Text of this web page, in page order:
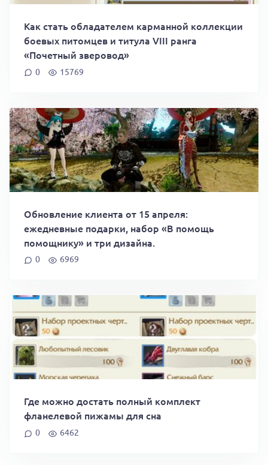
Как стать обладателем карманной коллекции
боевых питомцев и титула VIII ранга
«Почетный зверовод»
0 15769
Обновление клиента от 15 апреля:
ежедневные подарки, набор «В помощь
помощнику» и три дизайна.
0 6969
Где можно достать полный комплект
фланелевой пижамы для сна
0 6462